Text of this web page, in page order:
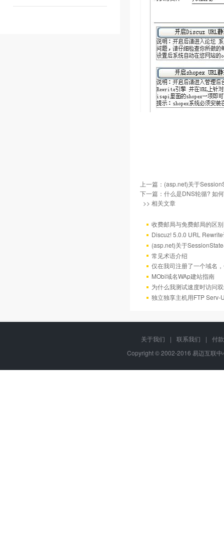
上一篇： (asp.net)关于
下一篇： 什么是DNS轮循? 如
>> 相关文章
收费邮局与免费邮局的区别
Discuz! 5.0.0 URL
(asp.net)关于
常见术语介绍
仅在我司注册了一个域名
MObi域名WAp建站指南
为什么我测试速度时访问
独立独享主机用FTP Serv-
关于我们 | 联系我们 |
付
Copyright © 2002-2016 易迈互联